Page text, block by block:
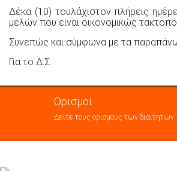
Δέκα (10) τουλάχιστον πλήρεις
μελών που είναι οικονομικώς
Συνεπώς και σύμφωνα με τα παραπάνω
Για το Δ.Σ.
Ορισμοί
Δείτε τους ορισμούς των διαιτητών